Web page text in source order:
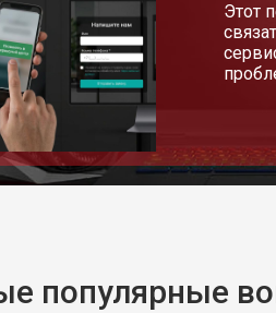
Этот
популярные